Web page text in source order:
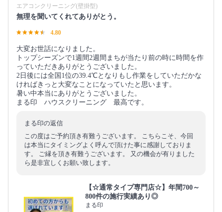
エアコンクリーニング(壁掛型)
無理を聞いてくれてありがとう。
4.80
大変お世話になりました。
トップシーズンで1週間2週間まちが当たり前の時に時間を作
っていただきありがとうございました。
2日後には全国1位の39.4℃となりもし作業をしていただかな
ければきっと大変なことになっていたと思います。
暑い中本当にありがとうございました。
まる印 ハウスクリーニング 最高です。
まる印の返信
この度はご予約頂き有難うございます。 こちらこそ、今回
は本当にタイミングよく呼んで頂けた事に感謝しておりま
す。 ご縁を頂き有難うございます。 又の機会が有りました
ら是非宜しくお願い致します。
【☆通常タイプ専門店☆】年間700～
800件の施行実績あり◎
まる印